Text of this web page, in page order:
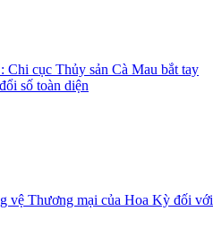
cục Thủy sản Cà Mau bắt tay
số toàn diện
vệ Thương mại của Hoa Kỳ đối với